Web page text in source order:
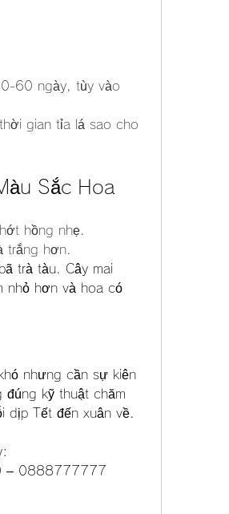
60 ngày, tùy vào
gian tỉa lá sao cho
Sắc Hoa
hồng nhẹ.
trắng hơn.
trà tàu. Cây mai
nhỏ hơn và hoa có
nhưng cần sự kiên
đúng kỹ thuật chăm
dịp Tết đến xuân về.
– 0888777777